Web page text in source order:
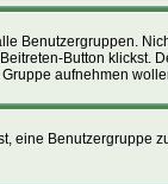
Benutzergruppen.
Button
aufnehmen
Benutzergruppe